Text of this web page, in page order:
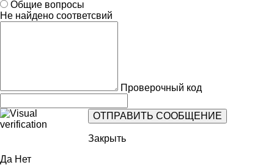
Общие вопросы
Не найдено соответсвий
Проверочный код
Закрыть
Да Нет